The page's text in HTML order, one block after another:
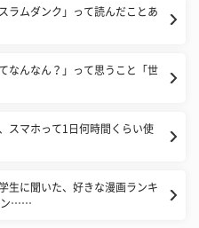
ラムダンク」って読んだことあ
んなん？」って思うこと「世
スマホって1日何時間くらい使
生に聞いた、好きな漫画ランキ
ン……